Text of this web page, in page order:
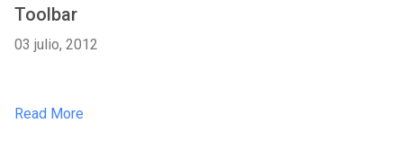
Toolbar
03 julio, 2012
Read More